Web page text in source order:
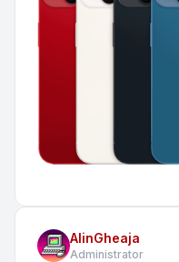
AlinGheaja
Administrator